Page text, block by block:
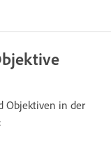
Objektiven in der